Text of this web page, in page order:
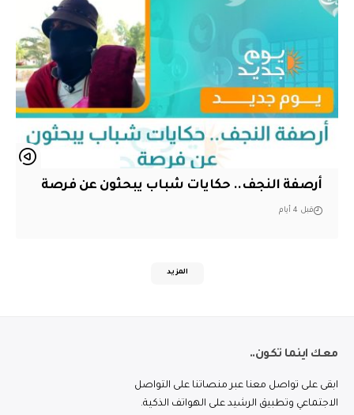
أرصفة النجف.. حكايات شباب يبحثون عن فرصة
قبل 4 أيام
المزيد
معك اينما تكون..
ابقى على تواصل معنا عبر منصاتنا على التواصل
الاجتماعي وتطبيق الرشيد على الهواتف الذكية.